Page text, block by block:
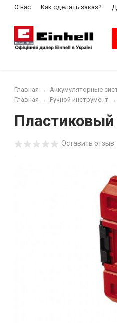
О нас Как сделать заказ?
Главная →
Аккумуляторные
Ручной инструмент →
Главная →
Пластиковый
Оставить отзыв